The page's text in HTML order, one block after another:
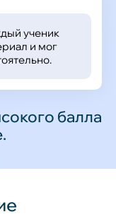
ученик
и мог
балла